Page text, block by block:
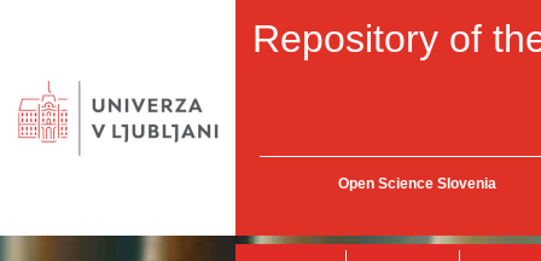
Repository of
Open Science Slovenia